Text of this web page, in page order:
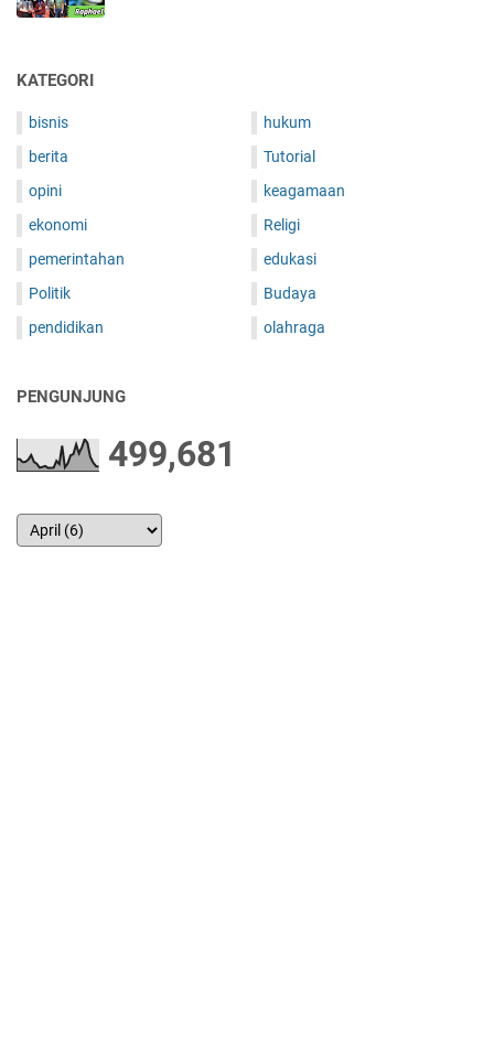
KATEGORI
bisnis
berita
opini
ekonomi
pemerintahan
Politik
pendidikan
hukum
Tutorial
keagamaan
Religi
edukasi
Budaya
olahraga
PENGUNJUNG
499,681